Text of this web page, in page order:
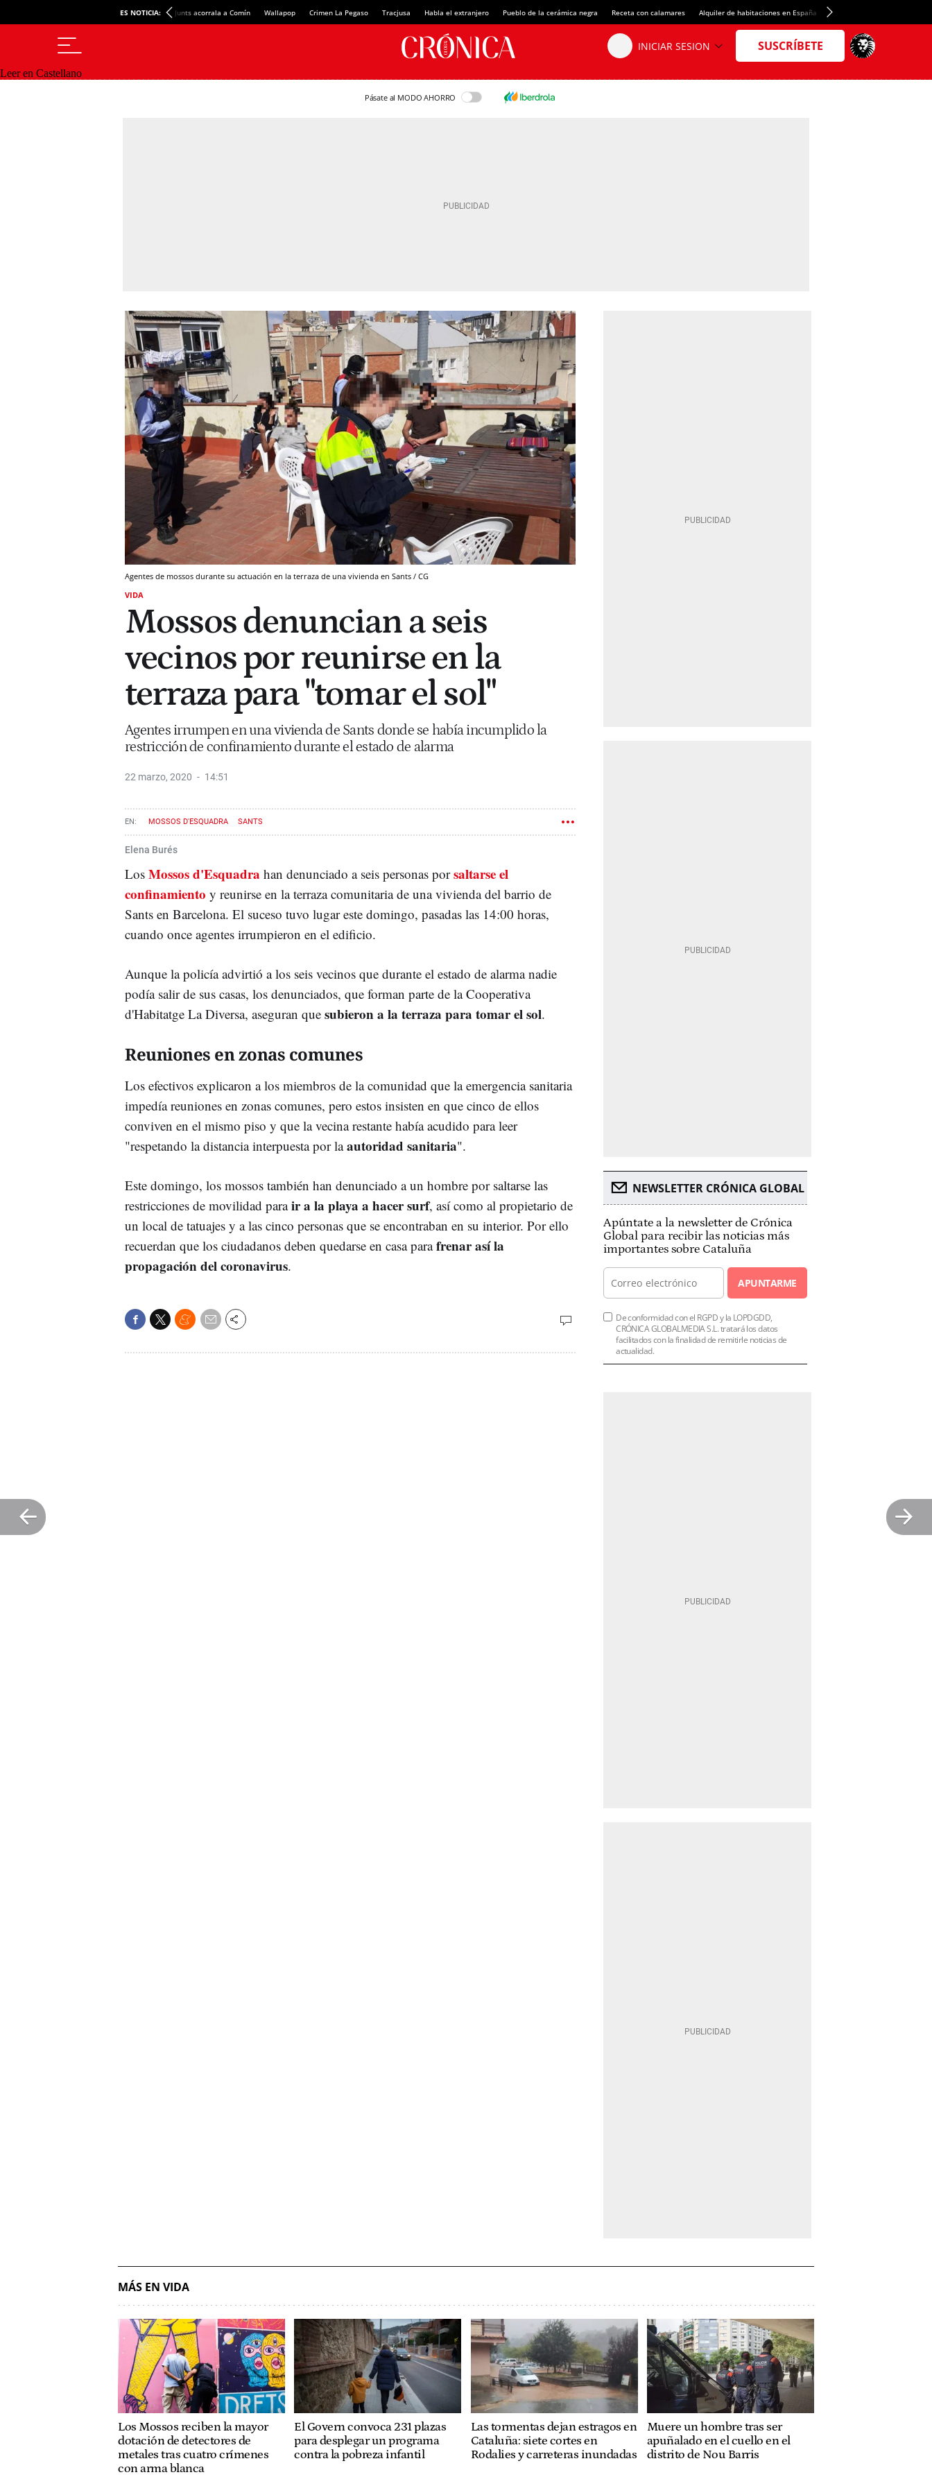
ES NOTICIA: Junts acorrala a Comín Wallapop Crimen La Pegaso Tracjusa Habla el extranjero Pueblo de la cerámica negra Receta con calamares Alquiler de habitaciones en España Crédito del Spotify Camp Nou
Leer en Castellano
Pásate al MODO AHORRO
Agentes de mossos durante su actuación en la terraza de una vivienda en Sants / CG
VIDA
Mossos denuncian a seis
vecinos por reunirse en la
terraza para "tomar el sol"
Agentes irrumpen en una vivienda de Sants donde se había incumplido la
restricción de confinamiento durante el estado de alarma
22 marzo, 2020 14:51
MOSSOS D'ESQUADRA SANTS
Elena Burés
Los Mossos d'Esquadra han denunciado a seis personas porsaltarse el
confinamiento y reunirse en la terraza comunitaria de una vivienda del barrio de
Sants en Barcelona. El suceso tuvo lugar este domingo, pasadas las 14:00 horas,
cuando once agentes irrumpieron en el edificio.
Aunque la policía advirtió a los seis vecinos que durante el estado de alarma nadie
podía salir de sus casas, los denunciados, que forman parte de la Cooperativa
d'Habitatge La Diversa, aseguran que subieron a la terraza para tomar el sol.
Reuniones en zonas comunes
Los efectivos explicaron a los miembros de la comunidad que la emergencia sanitaria
impedía reuniones en zonas comunes, pero estos insisten en que cinco de ellos
conviven en el mismo piso y que la vecina restante había acudido para leer
"respetando la distancia interpuesta por laautoridad sanitaria".
Este domingo, los mossos también han denunciado a un hombre por saltarse las
restricciones de movilidad parair a la playa a hacer surf, así como al propietario de
un local de tatuajes y a las cinco personas que se encontraban en su interior. Por ello
recuerdan que los ciudadanos deben quedarse en casa parafrenar así la
propagación del coronavirus.
NEWSLETTER CRÓNICA GLOBAL
Apúntate a la newsletter de Crónica
Global para recibir las noticias más
importantes sobre Cataluña
APUNTARME
De conformidad con el RGPD y la LOPDGDD,
CRÓNICA GLOBALMEDIA S.L. tratará los datos
facilitados con la finalidad de remitirle noticias de
actualidad.
MÁS EN VIDA
Los Mossos reciben la mayor
dotación de detectores de
metales tras cuatro crímenes
con arma blanca
El Govern convoca 231 plazas
para desplegar un programa
contra la pobreza infantil
Las tormentas dejan estragos en
Cataluña: siete cortes en
Rodalies y carreteras inundadas
Muere un hombre tras ser
apuñalado en el cuello en el
distrito de Nou Barris